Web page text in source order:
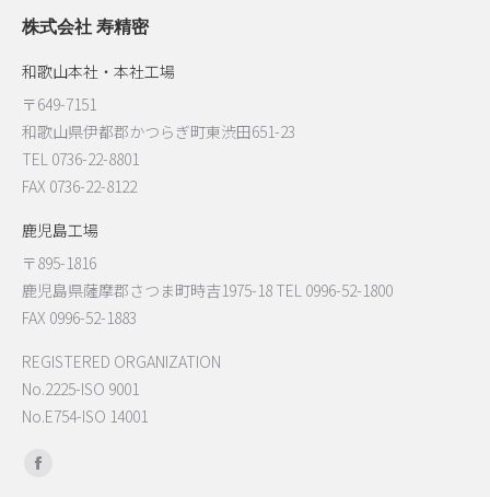
株式会社 寿精密
和歌山本社・本社工場
〒649-7151
和歌山県伊都郡かつらぎ町東渋田651-23
TEL 0736-22-8801
FAX 0736-22-8122
鹿児島工場
〒895-1816
鹿児島県薩摩郡さつま町時吉1975-18 TEL 0996-52-1800
FAX 0996-52-1883
REGISTERED ORGANIZATION
No.2225-ISO 9001
No.E754-ISO 14001
Find us on:
Facebook